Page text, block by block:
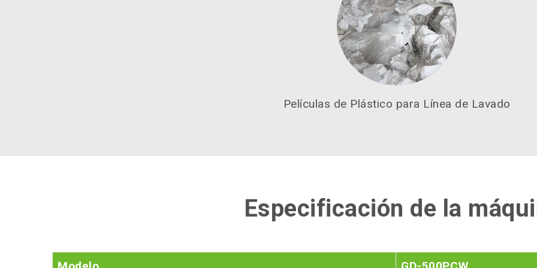
Películas de Plástico para Línea de Lavado
Especificación de la